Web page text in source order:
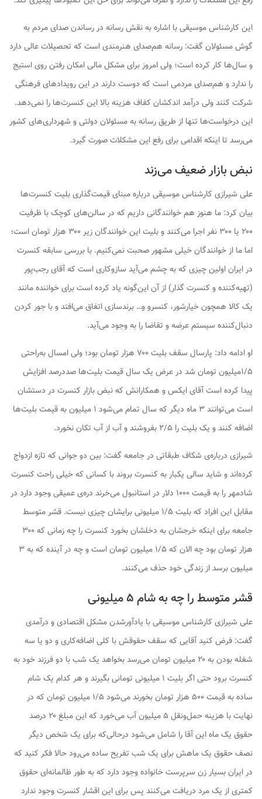
این کارشناس موسیقی با اشاره به نقش رسانه در رساندن صدای مردم به
گوش مسئولان گفت: رسانه هم‌صدای هنرمندی است که تحصیلات عالی دارد
و سال‌ها کار کرده است؛ ولی امروز برای مشکل مالی امکان رفتن روی استیج
را ندارد و هم‌صدای مردمی است که دوست دارند در این رویدادهای فرهنگی
شرکت کنند ولی درآمد اندکشان کفاف هزینه بالا این کنسرت‌ها را نمی‌دهد.
این درخواست‌ها تنها از طریق رسانه به مسئولان دولتی و شهرداری‌های کشور
می‌رسد تا اینکه اقدامی برای رفع این مشکلات صورت گیرد.
نبض بازار ضعیف می‌زند
علی شیرازی کارشناس موسیقی درباره مبنای قیمت‌گذاری بلیت کنسرت‌ها
بیان کرد: ما هنوز هم خوانندگانی داریم که در سالن‌های کوچک با ظرفیت
۲۰۰ یا ۳۰۰ نفر اجرا می‌کنند و بلیت این خوانندگان زیر ۳۰۰ هزار تومان است؛
اما ما از خوانندگان خیلی مشهور صحبت نمی‌کنیم. با بررسی سابقه کنسرت
در ایران اولین چیزی که به چشم می‌آید سازوکاری است که آقای رجب‌پور
(تهیه‌کننده و کنسرت گذار) از آن این‌گونه یاد کرده است برای خواننده مانند
یک کالا همچون خیارشور، کنسرو و… برندسازی اتفاق می‌افتد و با جور کردن
دنبال‌کننده سیستم عرضه و تقاضا را به وجود می‌آید.
او ادامه داد: پارسال سقف بلیت ۷۰۰ هزار تومان بود؛ ولی امسال به‌راحتی
۱/۵میلیون تومان شد در عرض یک سال قیمت بلیت‌ها صددرصد افزایش
پیدا کرده است آقای ایکس و همکارانش که نبض بازار کنسرت در دستشان
است می‌توانند ۳ ماه دیگر که سال تمام می‌شود ۱ میلیون به قیمت بلیت‌ها
اضافه کنند و یک بلیت را ۲/۵ بفروشند و آب از آب تکان نخورد.
شیرازی درباره‌ی شکاف طبقاتی در جامعه گفت: بین دو جوانی که تازه ازدواج
کرده‌اند و شاید سالی یکبار به کنسرت بروند با کسانی که خیلی راحت کنسرت
شادمهر را به قیمت ۱۰۰۰ دلار در استانبول می‌خرند دره‌ی عمیقی وجود دارد در
مقابل این افراد که بلیت ۱/۵ میلیونی برایشان چیزی نیست. قشر متوسط
جامعه برای اینکه خرجشان به دخلشان بخورد کنسرت را چه زمانی که ۳۰۰
هزار تومان بود چه الان که ۱/۵ میلیون تومان است و چه در آینده که به ۳
میلیون برسد از زندگی خود حذف می‌کنند.
قشر متوسط را چه به شام ۵ میلیونی
علی شیرازی کارشناس موسیقی با یادآورشدن مشکل اقتصادی و درآمدی
گفت: فرض کنید آقایی که سقف حقوقش با کلی اضافه‌کاری و دو یا سه
شغله بودن به ۲۰ میلیون تومان می‌رسد بخواهد یک شب با دو فرزند خود به
کنسرت برود حتی اگر بلیت ۱ میلیونی تومانی بگیرند و هر کدام یک شام
ساده به قیمت ۵۰۰ هزار تومان بخورند می‌شود ۱/۵ میلیون تومان که در
نهایت با هزینه حمل‌ونقل ۵ میلیون آب می‌خورد که این مبلغ ۲۰ درصد
حقوق یک ماه این آقا را شامل می‌شود درحالی‌که برای یک شخص دیگر
نصف حقوق یک ماهش برای یک شب تفریح ساده می‌رود حالا فکر کنید که
در ایران بسیار زن سرپرست خانواده وجود دارد که به طور ظالمانه‌ای حقوق
کمتری از یک مرد دریافت می‌کنند پس برای این اقشار کنسرت وجود ندارد